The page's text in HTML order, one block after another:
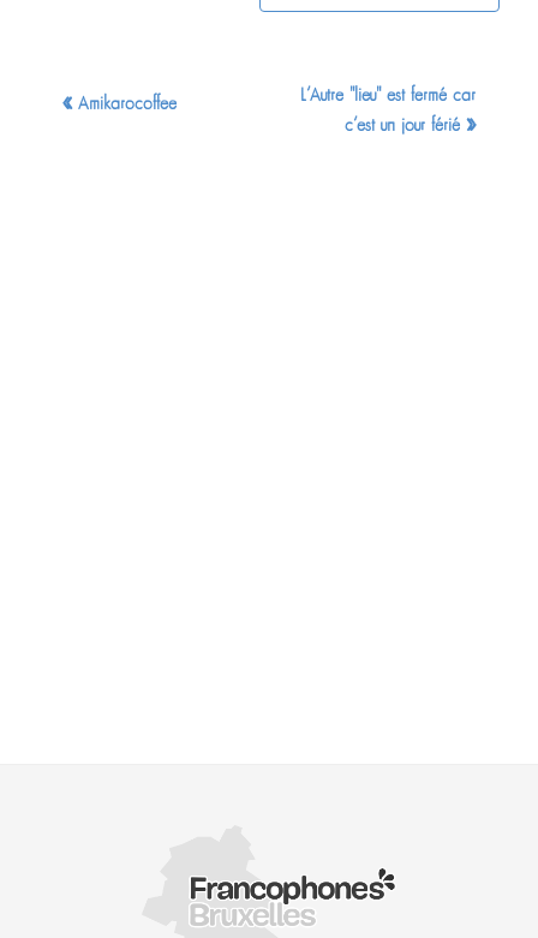
Navigation
«Amikarocoffee
L’Autre "lieu" est fermé car
c’est un jour férié »